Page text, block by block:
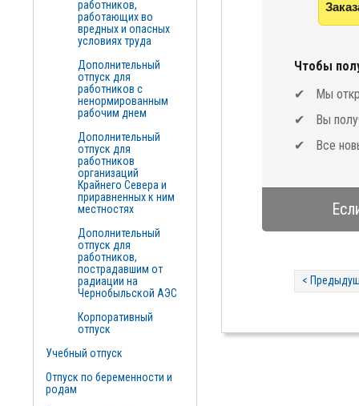
Чтобы
Мы
Вы
Все
<
работников,
работающих во
вредных и опасных
условиях труда
Дополнительный
отпуск для
работников с
ненормированным
рабочим днем
Дополнительный
отпуск для
работников
организаций
Крайнего Севера и
приравненных к ним
местностях
Дополнительный
отпуск для
работников,
пострадавшим от
радиации на
Чернобыльской АЭС
Корпоративный
отпуск
Учебный отпуск
Отпуск по беременности и
родам